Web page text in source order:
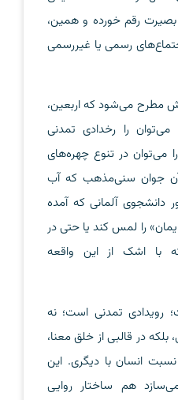
بصیرت رقم خورده و همین،
رسمی یا غیررسمی
مطرح می‌شود که اربعین،
را رخدادی تمدنی
در تنوع چهره‌های
جوان سنی‌مذهب که آب
آلمانی که آمده
را لمس کند یا حتی در
با اشک از این واقعه
رویدادی تمدنی ا‌ست؛ نه
در قالبی از خلق معنا،
انسان با دیگری. این
هم ساختار روایی